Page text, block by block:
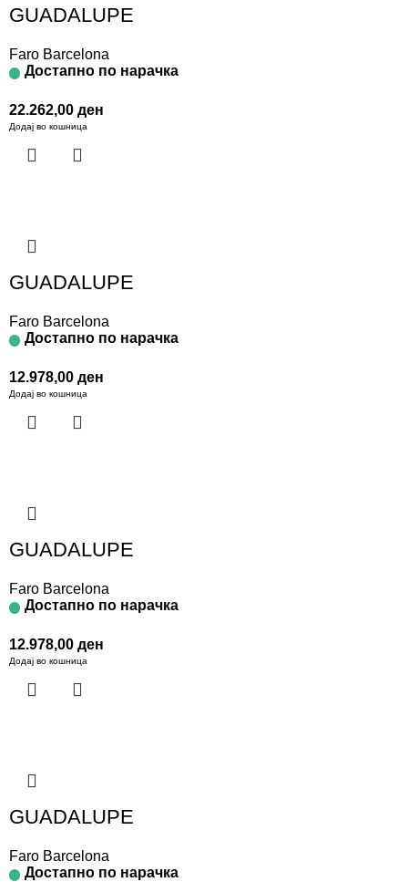
GUADALUPE
Faro Barcelona
Достапно по нарачка
22.262,00 ден
Додај во кошница
GUADALUPE
Faro Barcelona
Достапно по нарачка
12.978,00 ден
Додај во кошница
GUADALUPE
Faro Barcelona
Достапно по нарачка
12.978,00 ден
Додај во кошница
GUADALUPE
Faro Barcelona
Достапно по нарачка